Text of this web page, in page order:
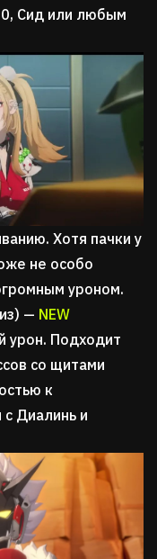
Сид или любым
Хотя пачки у
не особо
уроном.
— NEW
урон. Подходит
со щитами
к
с Диалинь и